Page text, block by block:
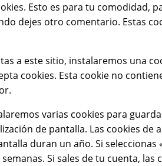
Esto es para tu comodidad,
dejes otro comentario. Estas
a este sitio, instalaremos una
cookies. Esta cookie no
varias cookies para
de pantalla. Las cookies de
duran un año. Si seleccionas
Si sales de tu cuenta, las